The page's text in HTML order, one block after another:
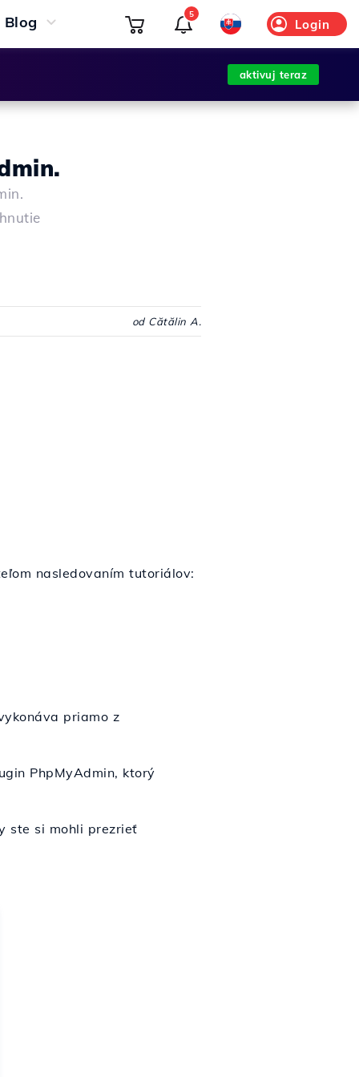
Blog Login
5
aktivuj teraz
od Cătălin A.
nasledovaním tutoriálov:
priamo z
PhpMyAdmin, ktorý
ste si mohli prezrieť